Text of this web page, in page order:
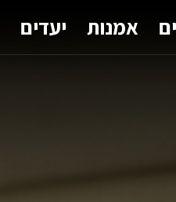
אמנות יעדים